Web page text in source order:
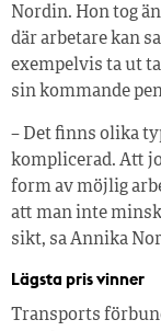
Nordin. Hon tog
där arbetare kan
exempelvis ta ut
sin kommande
– Det finns olika
komplicerad. Att
form av möjlig
att man inte
sikt, sa Annika
Lägsta pris vinner
Transports